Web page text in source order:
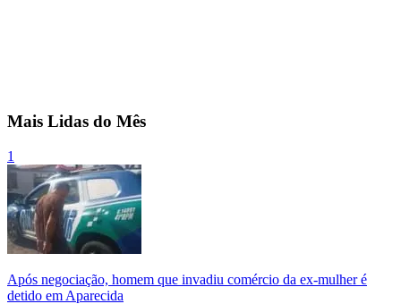
Mais Lidas do Mês
1
Após negociação, homem que invadiu comércio da ex-mulher é
detido em Aparecida